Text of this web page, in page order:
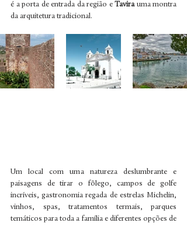
é a porta de entrada da região e Tavira uma montra
da arquitetura tradicional.
Um local com uma natureza deslumbrante e
paisagens de tirar o fôlego, campos de golfe
incríveis, gastronomia regada de estrelas Michelin,
vinhos, spas, tratamentos termais, parques
temáticos para toda a família e diferentes opções de